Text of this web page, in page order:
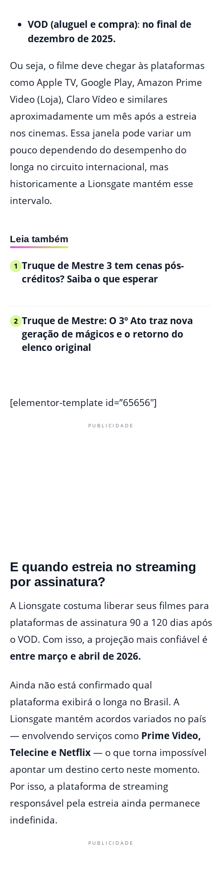
VOD (aluguel e compra): no final de
dezembro de 2025.
Ou seja, o filme deve chegar às plataformas
como Apple TV, Google Play, Amazon Prime
Video (Loja), Claro Vídeo e similares
aproximadamente um mês após a estreia
nos cinemas. Essa janela pode variar um
pouco dependendo do desempenho do
longa no circuito internacional, mas
historicamente a Lionsgate mantém esse
intervalo.
Leia também
1 Truque de Mestre 3 tem cenas pós-
créditos? Saiba o que esperar
2 Truque de Mestre: O 3º Ato traz nova
geração de mágicos e o retorno do
elenco original
[elementor-template id=”65656″]
PUBLICIDADE
E quando estreia no streaming
por assinatura?
A Lionsgate costuma liberar seus filmes para
plataformas de assinatura 90 a 120 dias após
o VOD. Com isso, a projeção mais confiável é
entre março e abril de 2026.
Ainda não está confirmado qual
plataforma exibirá o longa no Brasil. A
Lionsgate mantém acordos variados no país
— envolvendo serviços como Prime Video,
Telecine e Netflix— o que torna impossível
apontar um destino certo neste momento.
Por isso, a plataforma de streaming
responsável pela estreia ainda permanece
indefinida.
PUBLICIDADE